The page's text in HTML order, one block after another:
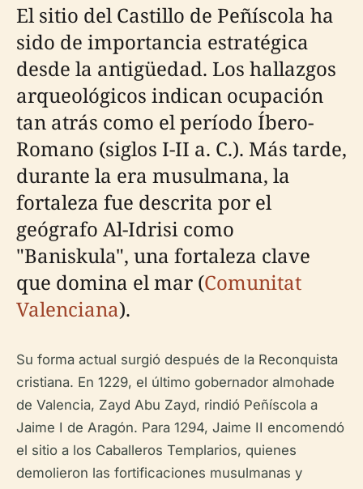
El sitio del Castillo de Peñíscola ha
sido de importancia estratégica
desde la antigüedad. Los hallazgos
arqueológicos indican ocupación
tan atrás como el período Íbero-
Romano (siglos I-II a. C.). Más tarde,
durante la era musulmana, la
fortaleza fue descrita por el
geógrafo Al-Idrisi como
"Baniskula", una fortaleza clave
que domina el mar (Comunitat
Valenciana).
Su forma actual surgió después de la Reconquista
cristiana. En 1229, el último gobernador almohade
de Valencia, Zayd Abu Zayd, rindió Peñíscola a
Jaime I de Aragón. Para 1294, Jaime II encomendó
el sitio a los Caballeros Templarios, quienes
demolieron las fortificaciones musulmanas y